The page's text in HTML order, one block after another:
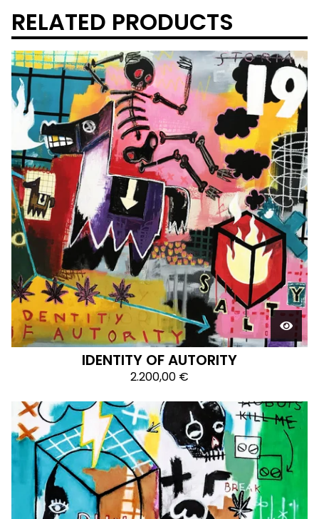
RELATED PRODUCTS
IDENTITY OF AUTORITY
2.200,00 €